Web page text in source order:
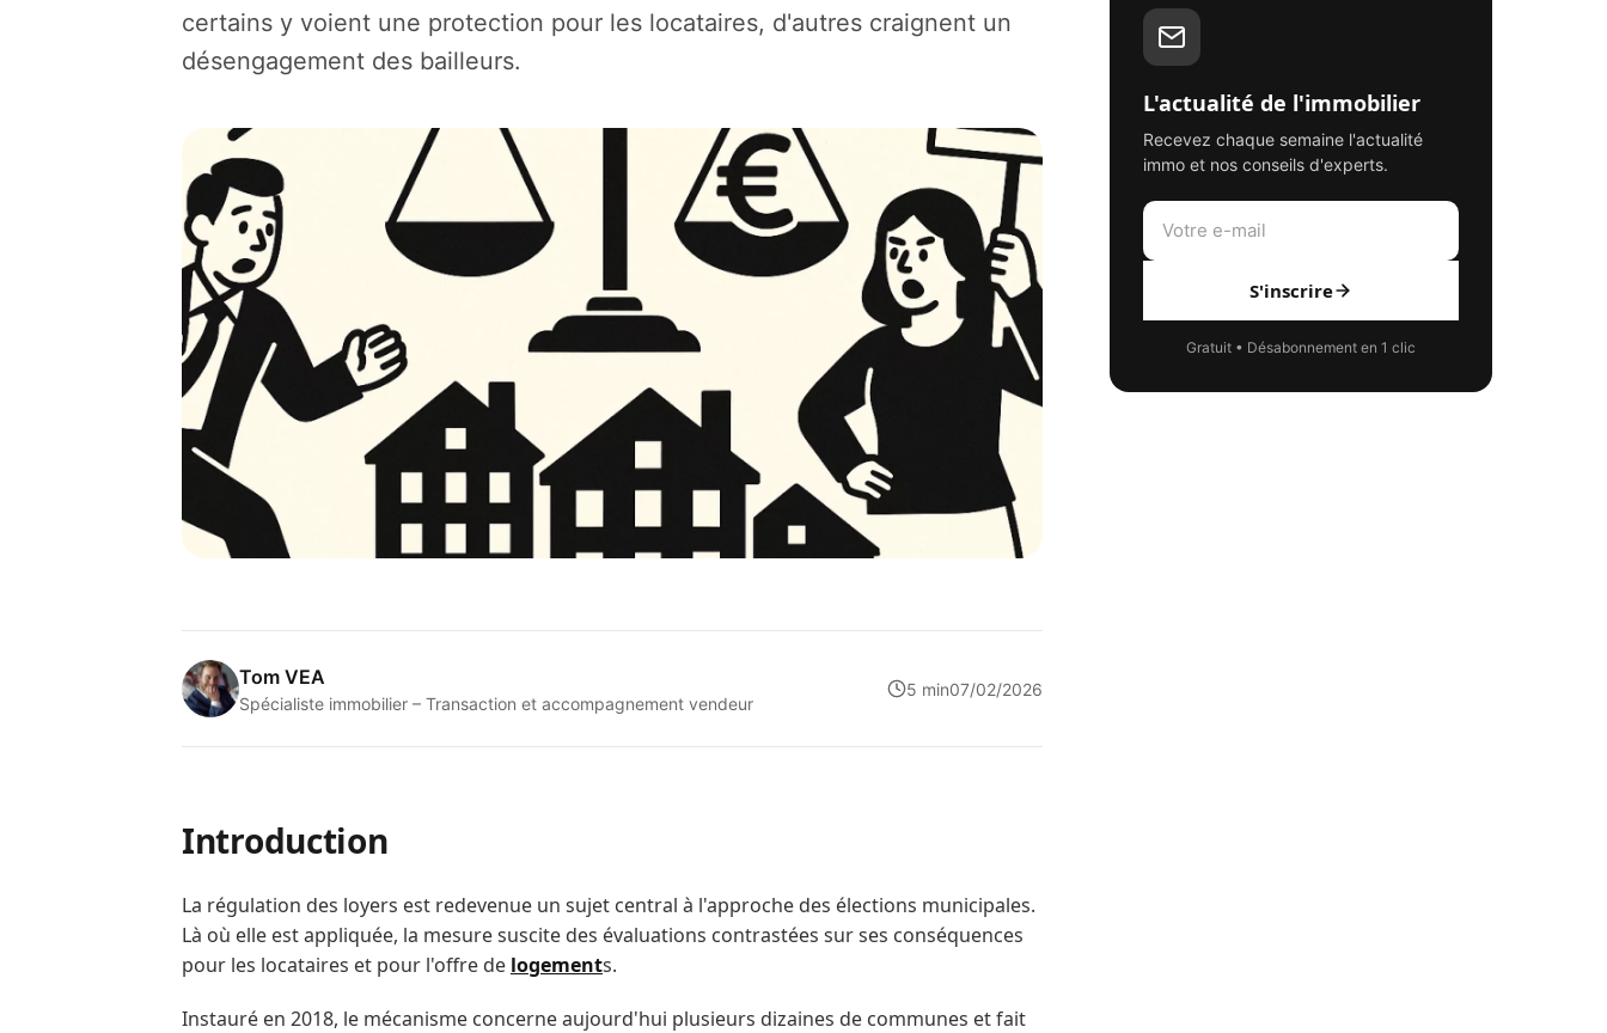
certains y voient une protection pour les locataires, d'autres craignent un
désengagement des bailleurs.
Tom VEA
Spécialiste immobilier – Transaction et accompagnement vendeur
5 min07/02/2026
Introduction
La régulation des loyers est redevenue un sujet central à l'approche des élections municipales.
Là où elle est appliquée, la mesure suscite des évaluations contrastées sur ses conséquences
pour les locataires et pour l'offre de logements.
Instauré en 2018, le mécanisme concerne aujourd'hui plusieurs dizaines de communes et fait
L'actualité de l'immobilier
Recevez chaque semaine l'actualité
immo et nos conseils d'experts.
S'inscrire
Gratuit • Désabonnement en 1 clic